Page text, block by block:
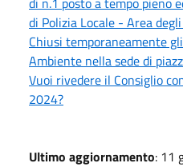
di Polizia Locale - Area
Chiusi temporaneamente
Ambiente nella sede di
Vuoi rivedere il Consiglio
2024?
Ultimo aggiornamento: 11